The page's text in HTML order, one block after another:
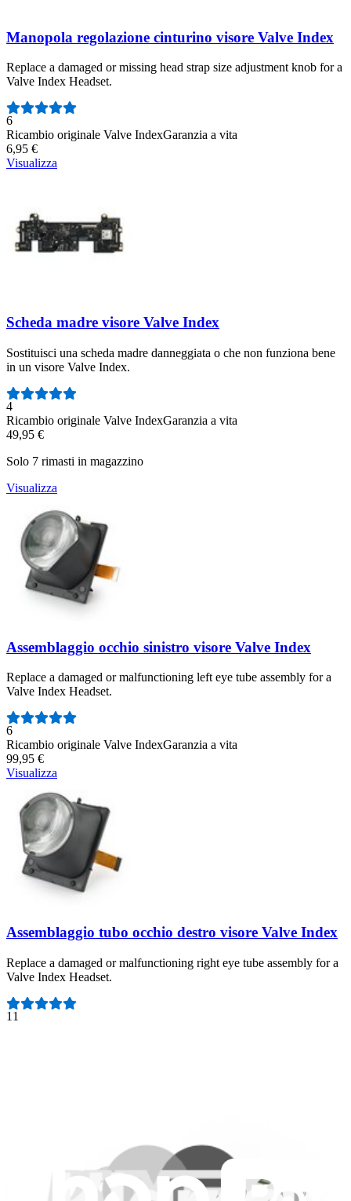
Manopola regolazione cinturino visore Valve Index
Replace a damaged or missing head strap size adjustment knob for a
Valve Index Headset.
Numero di recensioni:
6
Ricambio originale Valve IndexGaranzia a vita
6,95 €
Visualizza
Scheda madre visore Valve Index
Sostituisci una scheda madre danneggiata o che non funziona bene
in un visore Valve Index.
Numero di recensioni:
4
Ricambio originale Valve IndexGaranzia a vita
49,95 €
Solo 7 rimasti in magazzino
Visualizza
Assemblaggio occhio sinistro visore Valve Index
Replace a damaged or malfunctioning left eye tube assembly for a
Valve Index Headset.
Numero di recensioni:
6
Ricambio originale Valve IndexGaranzia a vita
99,95 €
Visualizza
Assemblaggio tubo occhio destro visore Valve Index
Replace a damaged or malfunctioning right eye tube assembly for a
Valve Index Headset.
Numero di recensioni:
11